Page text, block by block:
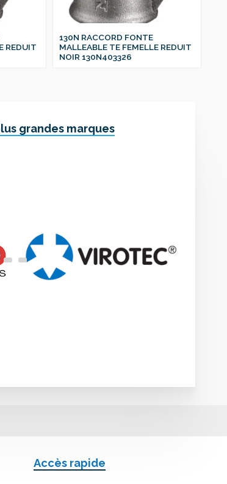
REDUIT
130N RACCORD FONTE
MALLEABLE TE FEMELLE REDUIT
NOIR 130N403326
grandes marques
Accès rapide